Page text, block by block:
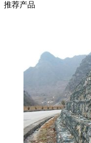
推荐产品